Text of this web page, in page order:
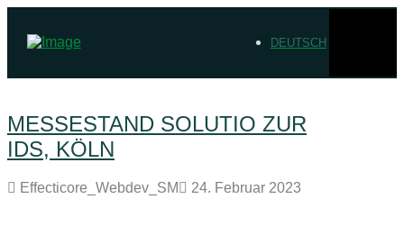
DEUTSCH
MESSESTAND SOLUTIO ZUR
IDS, KÖLN
Effecticore_Webdev_SM 24. Februar 2023